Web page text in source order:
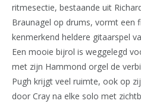
ritmesectie, bestaande uit
Braunagel op drums, vormt een
kenmerkend heldere gitaarspel
Een mooie bijrol is weggelegd
met zijn Hammond orgel de
Pugh krijgt veel ruimte, ook op
door Cray na elke solo met